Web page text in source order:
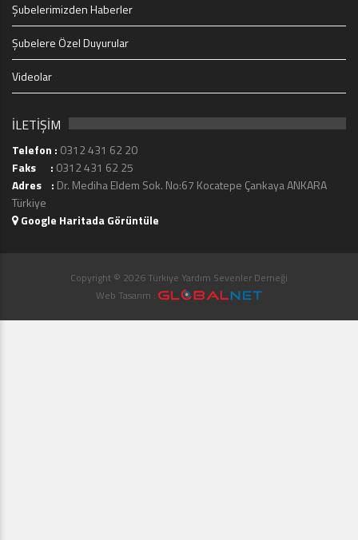
Şubelerimizden Haberler
Şubelere Özel Duyurular
Videolar
İLETİŞİM
Telefon : 0312 431 62 20
Faks : 0312 431 62 25
Adres : Dr. Mediha Eldem Sok. No:67 Kocatepe Çankaya ANKARA
Türkiye
Google Haritada Görüntüle
Copyright © 2026 Türkiye Yardım Sevenler Derneği
Web Tasarım :